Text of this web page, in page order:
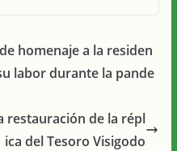
homenaje a la residen
labor durante la pande
restauración de la répl
ica del Tesoro Visigodo